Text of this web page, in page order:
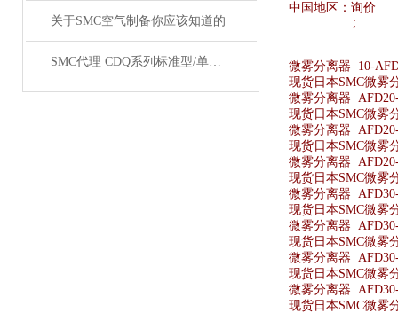
关于SMC空气制备你应该知道的
SMC代理 CDQ系列标准型/单杆双作用薄型气缸原装正品
中国地区： 询价
;
微雾分离器 10-
现货日本SMC微雾
微雾分离器
现货日本SMC微雾
微雾分离器
现货日本SMC微雾
微雾分离器
现货日本SMC微雾
微雾分离器
现货日本SMC微雾
微雾分离器
现货日本SMC微雾
微雾分离器
现货日本SMC微雾
微雾分离器
现货日本SMC微雾